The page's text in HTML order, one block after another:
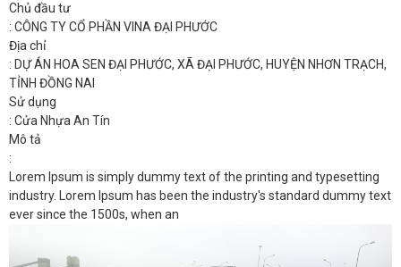
Chủ đầu tư
: CÔNG TY CỔ PHẦN VINA ĐẠI PHƯỚC
Địa chỉ
: DỰ ÁN HOA SEN ĐẠI PHƯỚC, XÃ ĐẠI PHƯỚC, HUYỆN NHƠN TRẠCH,
TỈNH ĐỒNG NAI
Sử dụng
: Cửa Nhựa An Tín
Mô tả
:
Lorem Ipsum is simply dummy text of the printing and typesetting
industry. Lorem Ipsum has been the industry's standard dummy text
ever since the 1500s, when an